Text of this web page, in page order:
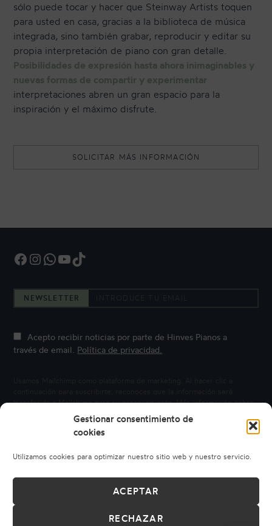
Gestionar consentimiento de
cookies
Utilizamos cookies para optimizar nuestro sitio web y nuestro servicio.
ACEPTAR
RECHAZAR
sólo puede tocar y hacer que Steinway Artists toquen
para usted en casa, gracias a la biblioteca de música
integrada, sino también grabar, reproducir y editar su
propia interpretación de piano con gran detalle.
Posibilidades de expresión hasta ahora inimaginables y
nuevas formas de compartir y experimentar
interpretaciones abren un gran espacio para la
inspiración y el máximo disfrute.
SOLICITAR MÁS INFORMACIÓN
Facebook InstagramWhatsApp YouTube TikTok
NEWSLETTER
Acepto recibir noticias por parte de Hinves Pianos a
través de email. Política de privacidad.
transferida a Mailchimp para su procesamiento.Más información sobre
© 2026 HINVES PIANOS